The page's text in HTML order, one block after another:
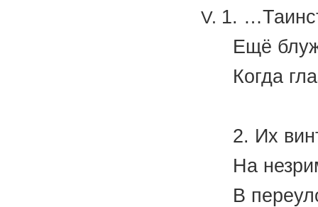
1.
Ещё
Когда
2. Их
На
В